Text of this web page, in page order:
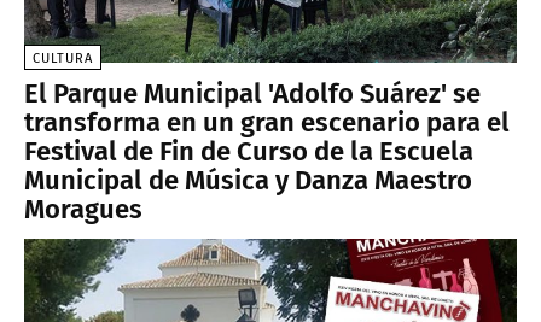
CULTURA
El Parque Municipal 'Adolfo Suárez' se
transforma en un gran escenario para el
Festival de Fin de Curso de la Escuela
Municipal de Música y Danza Maestro
Moragues